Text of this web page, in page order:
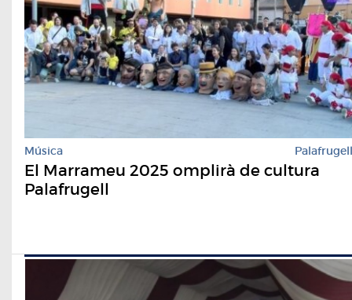
Música Palafrugell
El Marrameu 2025 omplirà de cultura
Palafrugell